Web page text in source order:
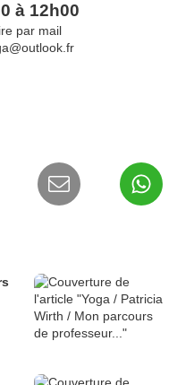
à 12h00
par mail